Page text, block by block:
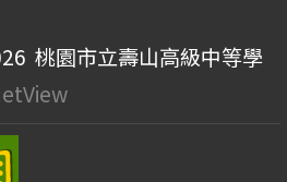
桃園市立壽山高級中等學